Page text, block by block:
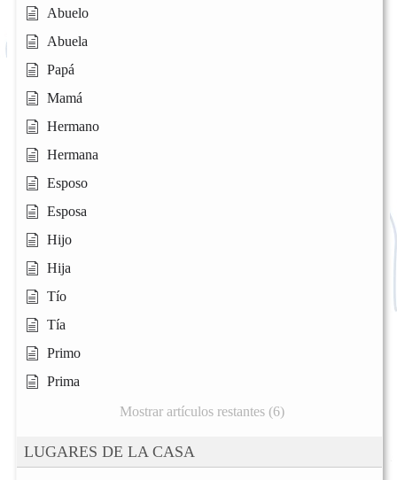
Abuelo
Abuela
Papá
Mamá
Hermano
Hermana
Esposo
Esposa
Hijo
Hija
Tío
Tía
Primo
Prima
Mostrar artículos restantes (6)
LUGARES DE LA CASA